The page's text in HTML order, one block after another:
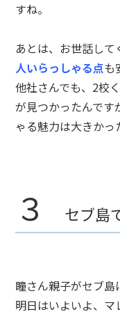
すね。
あとは、お世話して
人いらっしゃる点も
他社さんでも、2校
が見つかったんです
ゃる魅力は大きかっ
３ セブ島
瞳さん親子がセブ島
明日はいよいよ、マ